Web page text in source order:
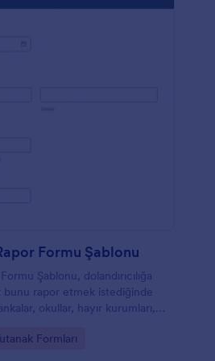
Formu Şablonu
Şablonu, dolandırıcılığa
bunu rapor etmek istediğinde
okullar, hayır kurumları,
kullanılabilir. Bu formun
Formları